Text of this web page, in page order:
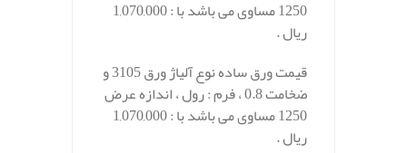
1250 مساوی می باشد با : 1,070,000
ریال .
قیمت ورق ساده نوع آلیاژ ورق 3105 و
ضخامت 0.8 ، فرم : رول ، اندازه عرض
1250 مساوی می باشد با : 1,070,000
ریال .